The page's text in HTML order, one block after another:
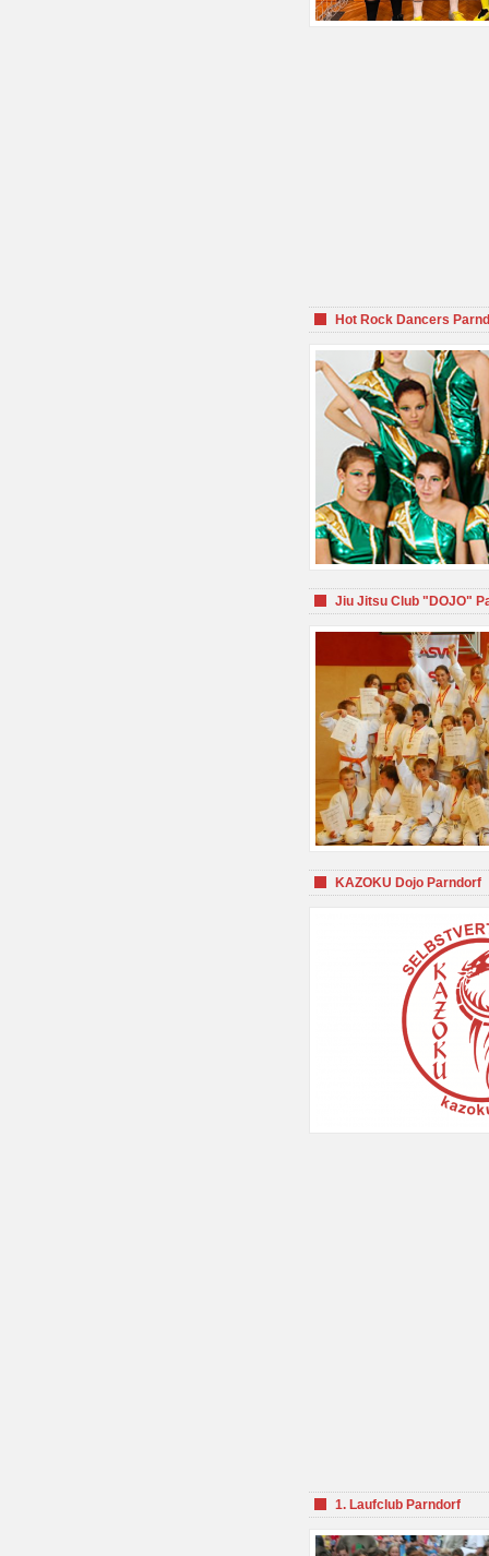
Hot Rock Dancers
Jiu Jitsu Club "DOJO"
KAZOKU Dojo Parndorf
1. Laufclub Parndorf